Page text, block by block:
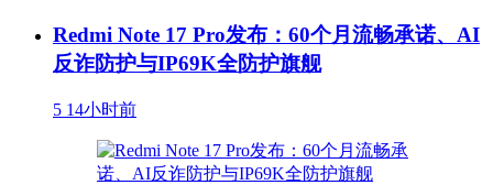
Redmi Note 17 Pro发布：60个月流畅承诺、AI
反诈防护与IP69K全防护旗舰
5 14小时前